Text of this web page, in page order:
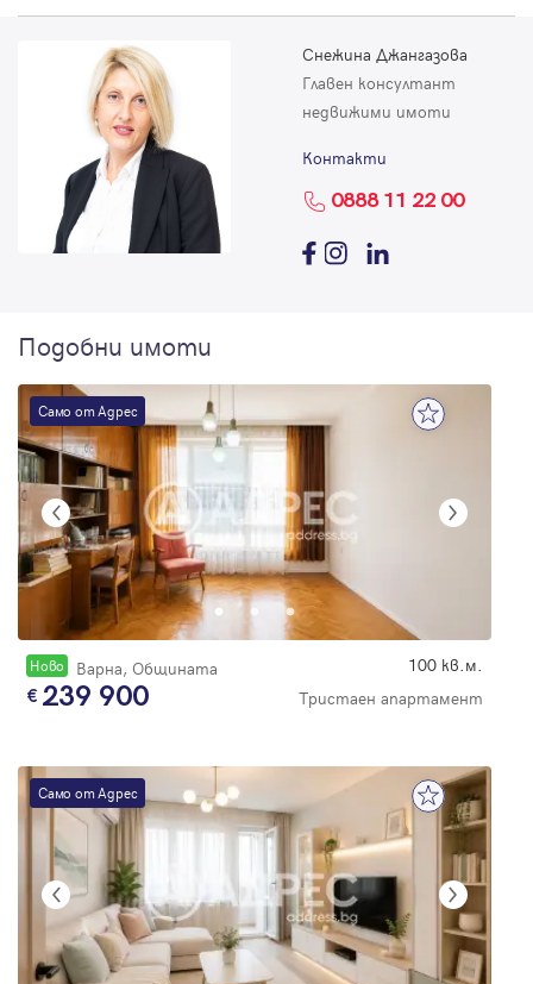
Снежина Джангазова
Главен консултант
недвижими имоти
Контакти
0888 11 22 00
Подобни имоти
Само от Адрес
Новo Варна, Общината 100 кв.м.
239 900 Тристаен апартамент
Само от Адрес